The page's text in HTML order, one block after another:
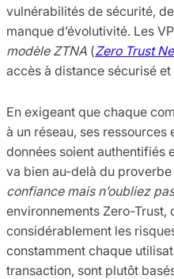
vulnérabilités de sécurité,
manque d’évolutivité. Les
modèle ZTNA (Zero Trust
accès à distance sécurisé
En exigeant que chaque
à un réseau, ses
données soient authentifiés
va bien au-delà du proverbe
confiance mais n’oubliez
environnements Zero-Trust,
considérablement les
constamment chaque
transaction, sont plutôt